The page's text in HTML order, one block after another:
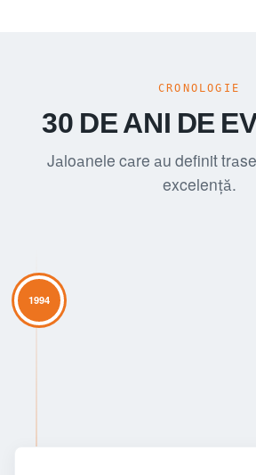
CRONOLOGIE
30 DE ANI DE
Jaloanele care au definit
excelență.
1994